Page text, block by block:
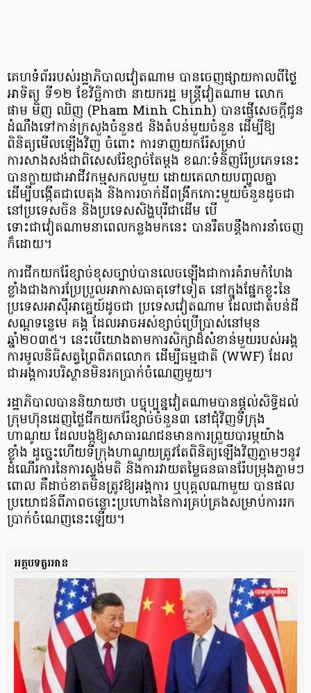
គេហទំព័ររបស់រដ្ឋាភិបាលវៀតណាម បានចេញផ្សាយកាលពីថ្ងៃ
អាទិត្យ ទី១២ ខែវិច្ឆិកាថា នាយករដ្ឋ មន្ត្រីវៀតណាម លោក
ផាម មិញ ឈិញ (Pham Minh Chinh) បានផ្ញើសេចក្ដីជូន
ដំណឹងទៅកាន់ក្រសួងចំនួន៥ និងតំបន់មួយចំនួន ដើម្បីឱ្យ
ពិនិត្យមើលឡើងវិញ ចំពោះ ការទាញយករ៉ែសម្រាប់
ការសាងសង់ជាពិសេសរ៉ែខ្សាច់តែម្ដង ខណៈទំនិញរ៉ែប្រភេទនេះ
បានក្លាយជាអាជីវកម្មសកលមួយ ដោយគេលាយបញ្ចូលគ្នា
ដើម្បីបង្កើតជាបេតុង និងការចាក់ដីពង្រីកកោះមួយចំនួនដូចជា
នៅប្រទេសចិន និងប្រទេសសិង្ហបុរីជាដើម បើ
ទោះជាវៀតណាមនាពេលកន្លងមកនេះ បានរឹតបន្តឹងការនាំចេញ
ក៏ដោយ។
ការជីកយករ៉ែខ្សាច់ខុសច្បាប់បានលេចឡើងជាការគំរាមកំហែង
ខ្លាំងជាងការប្រែប្រួលអាកាសធាតុទៅទៀត នៅក្នុងផ្នែកខ្លះនៃ
ប្រទេសអាស៊ីអាគ្នេយ៍ដូចជា ប្រទេសវៀតណាម ដែលជាតំបន់ដី
សណ្ដទន្លេមេ គង្គ ដែលអាចអស់ខ្សាច់ប្រើប្រាស់នៅមុន
ឆ្នាំ២០៣៥។ នេះបើយោងតាមការសិក្សាដ៏សំខាន់មួយរបស់អង្គ
ការមូលនិធិសត្វព្រៃពិភពលោក ដើម្បីធម្មជាតិ (WWF) ដែល
ជាអង្គការបរិស្ថានមិនរកប្រាក់ចំណេញមួយ។
រដ្ឋាភិបាលបាននិយាយថា បច្ចុប្បន្នវៀតណាមបានផ្ដល់សិទ្ធិដល់
ក្រុមហ៊ុនដេញថ្លៃជីកយករ៉ែខ្សាច់ចំនួន៣ នៅជុំវិញទីក្រុង
ហាណូយ ដែលបង្កឱ្យសាធារណជនមានការព្រួយបារម្ភយ៉ាង
ខ្លាំង ដូច្នេះហើយទីក្រុងហាណូយត្រូវតែពិនិត្យឡើងវិញភ្លាមៗនូវ
ដំណើរការនៃការស្ទង់មតិ និងការវាយតម្លៃធនធានរ៉ែបម្រុងភ្លាមៗ
ពោល គឺដាច់ខាតមិនត្រូវឱ្យអង្គការ ឬបុគ្គលណាមួយ បានផល
ប្រយោជន៍ពីភាពចន្លោះប្រហោងនៃការគ្រប់គ្រងសម្រាប់ការរក
ប្រាក់ចំណេញនេះឡើយ។
អត្ថបទគួរអាន